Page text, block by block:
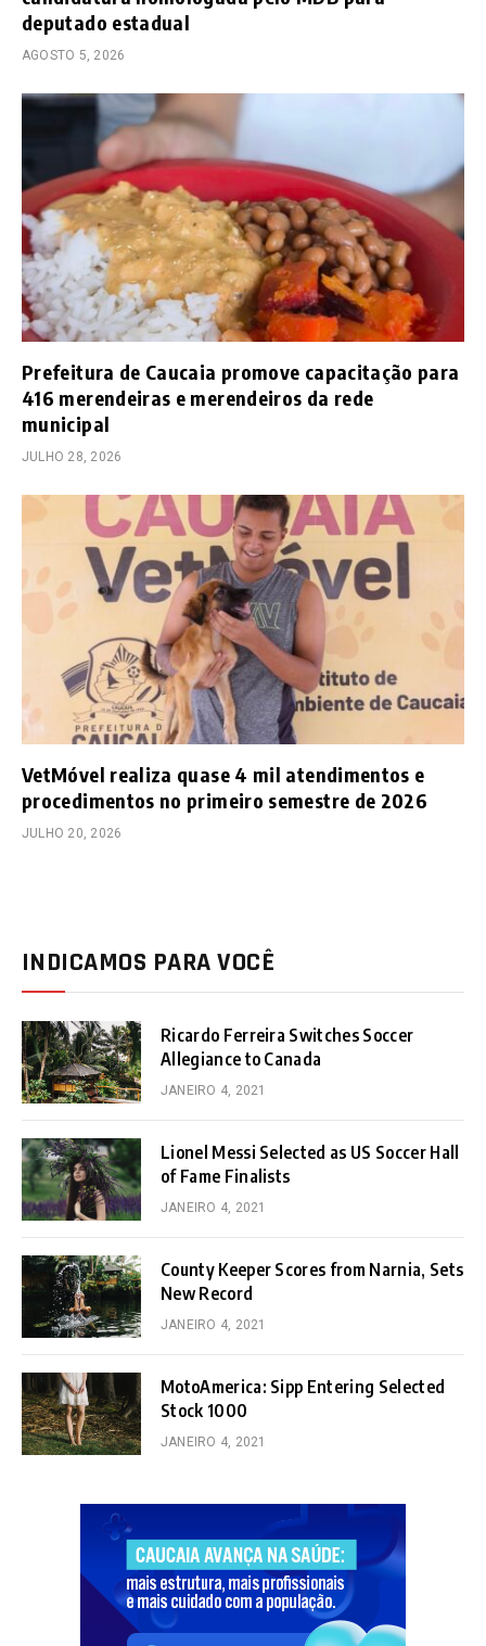
deputado estadual
AGOSTO 5, 2026
Prefeitura de Caucaia promove capacitação para
416 merendeiras e merendeiros da rede
municipal
JULHO 28, 2026
VetMóvel realiza quase 4 mil atendimentos e
procedimentos no primeiro semestre de 2026
JULHO 20, 2026
INDICAMOS PARA VOCÊ
Ricardo Ferreira Switches Soccer
Allegiance to Canada
JANEIRO 4, 2021
Lionel Messi Selected as US Soccer Hall
of Fame Finalists
JANEIRO 4, 2021
County Keeper Scores from Narnia, Sets
New Record
JANEIRO 4, 2021
MotoAmerica: Sipp Entering Selected
Stock 1000
JANEIRO 4, 2021